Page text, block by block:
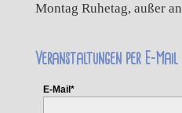
Montag Ruhetag, außer
Veranstaltungen per E-Mail
E-Mail*